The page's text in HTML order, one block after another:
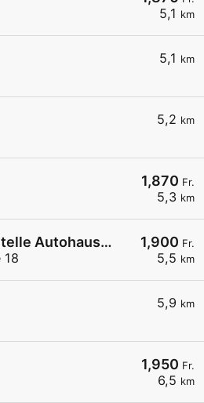
5,1 km
5,1 km
5,2 km
1,870 Fr.
5,3 km
1,900 Fr.
5,5 km
Ruedi Rüssel Tankstelle Autohaus Erwin Steffen
18
5,9 km
1,950 Fr.
6,5 km